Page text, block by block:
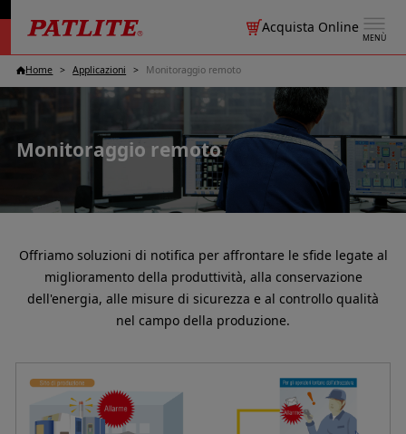
MENÙ
Acquista Online
Home Applicazioni Monitoraggio remoto
Monitoraggio remoto
Offriamo soluzioni di notifica per affrontare le sfide legate al
miglioramento della produttività, alla conservazione
dell'energia, alle misure di sicurezza e al controllo qualità
nel campo della produzione.